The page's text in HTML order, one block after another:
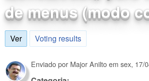
de menus (modo
Ver(aba ativa)
Voting results
Enviado por Major Aniltoem sex, 17/